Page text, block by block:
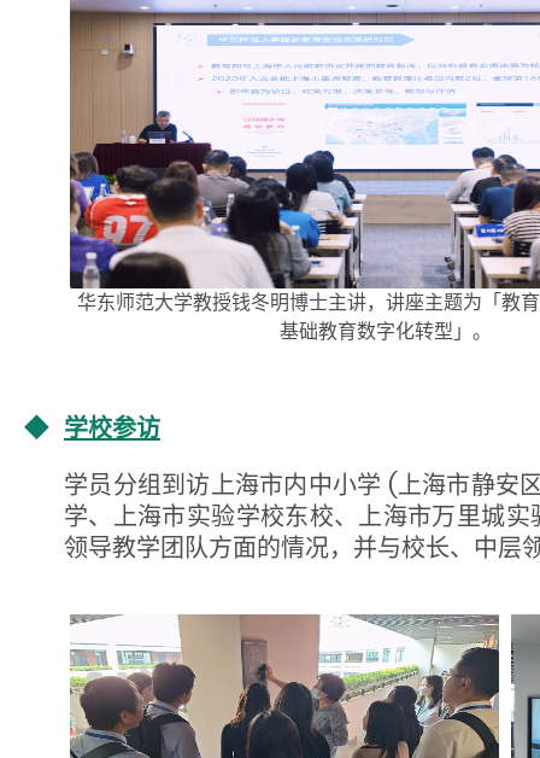
华东师范大学教授钱冬明博士主讲，讲座主题为「教
基础教育数字化转型」。
◆ 学校参访
学员分组到访上海市内中小学 (上海市静安
学、上海市实验学校东校、上海市万里城
领导教学团队方面的情况，并与校长、中层